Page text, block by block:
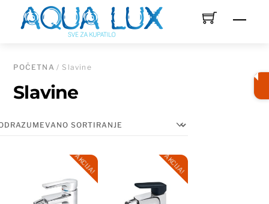
POČETNA/ Slavine
Slavine
AKCIJA! AKCIJA!